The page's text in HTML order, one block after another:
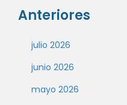
Anteriores
julio 2026
junio 2026
mayo 2026